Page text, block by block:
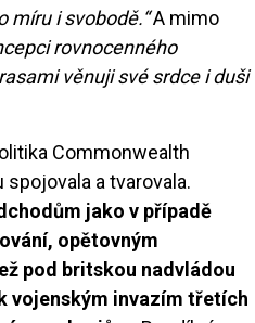
míru i svobodě.“A mimo
rovnocenného
věnuji své srdce i duši
Commonwealth
a tvarovala.
jako v případě
opětovným
pod britskou nadvládou
vojenským invazím třetích